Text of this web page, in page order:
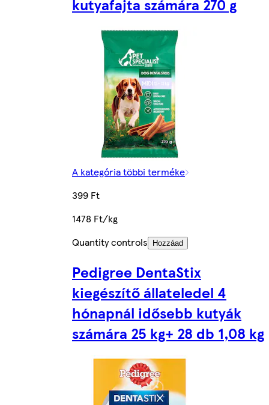
kutyafajta számára 270 g
A kategória többi terméke
399 Ft
1478 Ft/kg
Quantity controls
Hozzáad
Pedigree DentaStix
kiegészítő állateledel 4
hónapnál idősebb kutyák
számára 25 kg+ 28 db 1,08 kg